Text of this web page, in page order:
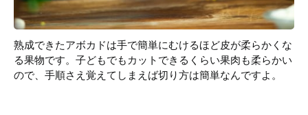
熟成できたアボカドは手で簡単にむけるほど皮が柔らかくな
る果物です。子どもでもカットできるくらい果肉も柔らかい
ので、手順さえ覚えてしまえば切り方は簡単なんですよ。